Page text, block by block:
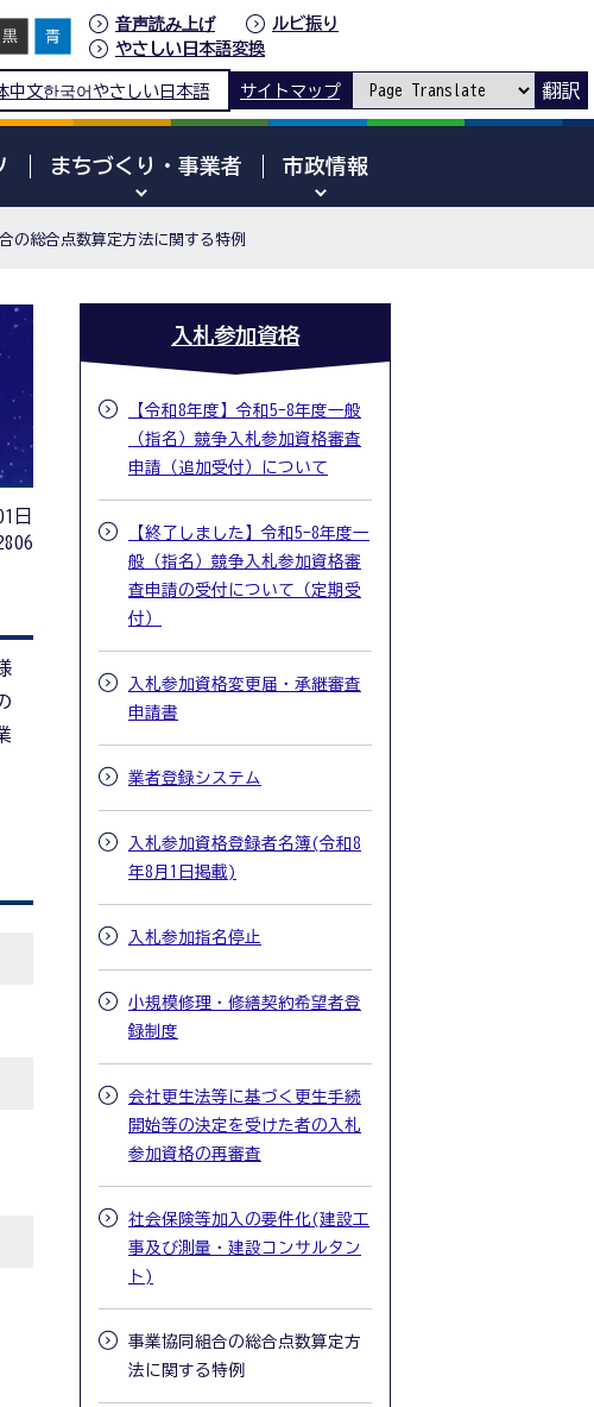
音声読み上げ
ルビ振り
やさしい日本語変換
中文한국어 やさしい日本語 サイトマップ 翻訳
まちづくり・事業者 市政情報
の総合点数算定方法に関する特例
日
入札参加資格
【令和8年度】令和5-8年度一般
（指名）競争入札参加資格審査
申請（追加受付）について
【終了しました】令和5-8年度一
般（指名）競争入札参加資格審
査申請の受付について（定期受
付）
入札参加資格変更届・承継審査
申請書
業者登録システム
入札参加資格登録者名簿(令和8
年8月1日掲載)
入札参加指名停止
小規模修理・修繕契約希望者登
録制度
会社更生法等に基づく更生手続
開始等の決定を受けた者の入札
参加資格の再審査
社会保険等加入の要件化(建設工
事及び測量・建設コンサルタン
ト)
事業協同組合の総合点数算定方
法に関する特例